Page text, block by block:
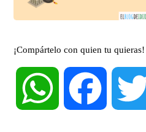
¡Compártelo con quien tu quieras!
WhatsApp Facebook